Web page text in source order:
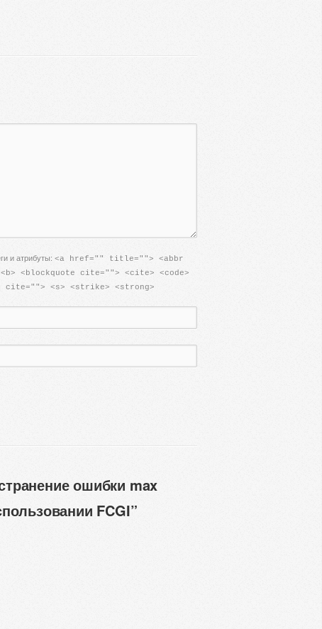
и атрибуты: <a href="" title=""> <abbr
<blockquote cite=""> <cite> <code>
cite=""> <s> <strike> <strong>
ошибки max
FCGI”